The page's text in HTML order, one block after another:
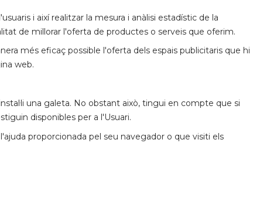
i així realitzar la mesura i anàlisi estadístic de la
de millorar l'oferta de productes o serveis que oferim.
més eficaç possible l'oferta dels espais publicitaris que hi
web.
una galeta. No obstant això, tingui en compte que si
disponibles per a l'Usuari.
proporcionada pel seu navegador o que visiti els